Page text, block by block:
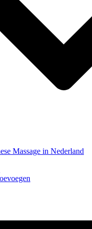
Massage in Nederland